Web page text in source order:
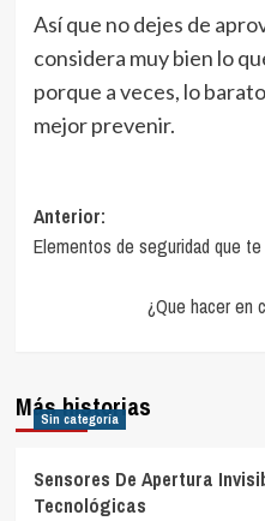
Así que no dejes de
considera muy bien lo
porque a veces, lo
mejor prevenir.
Navegación
de
entradas
Anterior:
Elementos de seguridad que te
¿Que hacer en
Más historias
Sin categoría
Sensores De Apertura
Tecnológicas